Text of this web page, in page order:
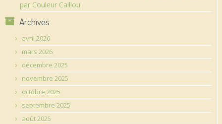
par Couleur Caillou
Archives
avril 2026
mars 2026
décembre 2025
novembre 2025
octobre 2025
septembre 2025
août 2025